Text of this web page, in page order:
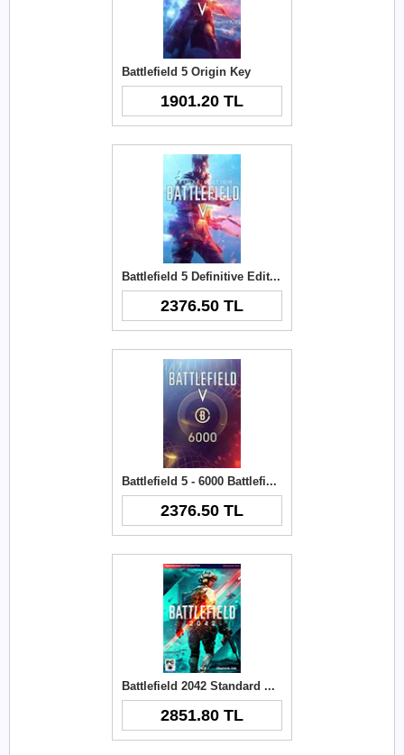
Battlefield 5 Origin Key
1901.20 TL
Battlefield 5 Definitive Edition Origin Key
2376.50 TL
Battlefield 5 - 6000 Battlefield Currency Origin Key
2376.50 TL
Battlefield 2042 Standard Edition PC Key
2851.80 TL